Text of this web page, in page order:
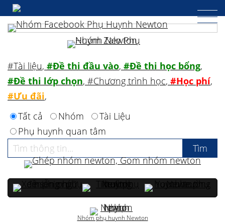
#Tài liệu, #Đề thi đầu vào, #Đề thi học bổng,
#Đề thi lớp chọn, #Chương trình học, #Học phí,
#Ưu đãi,
Tất cả
Nhóm
Tài Liệu
Phụ huynh quan tâm
Nhóm phụ huynh Newton